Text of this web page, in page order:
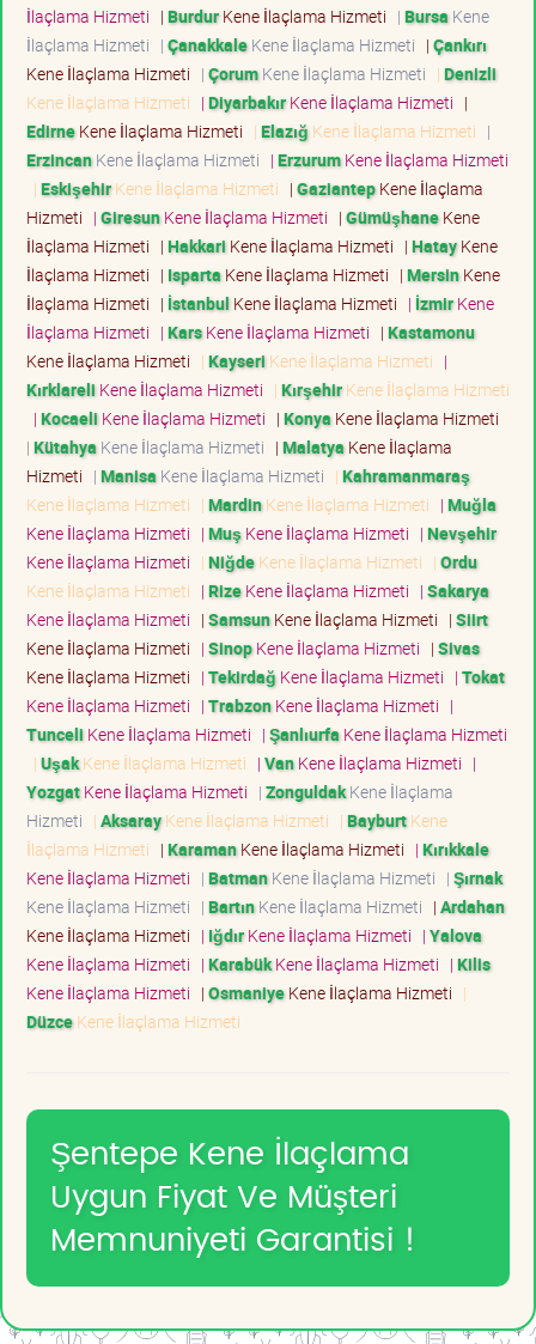
İlaçlama Hizmeti | BurdurKene İlaçlama Hizmeti | Bursa Kene
İlaçlama Hizmeti | ÇanakkaleKene İlaçlama Hizmeti | Çankırı
Kene İlaçlama Hizmeti | ÇorumKene İlaçlama Hizmeti | Denizli
Kene İlaçlama Hizmeti | DiyarbakırKene İlaçlama Hizmeti |
EdirneKene İlaçlama Hizmeti | Elazığ Kene İlaçlama Hizmeti |
ErzincanKene İlaçlama Hizmeti | ErzurumKene İlaçlama Hizmeti
| EskişehirKene İlaçlama Hizmeti | GaziantepKene İlaçlama
Hizmeti | GiresunKene İlaçlama Hizmeti | GümüşhaneKene
İlaçlama Hizmeti | Hakkari Kene İlaçlama Hizmeti | HatayKene
İlaçlama Hizmeti | Isparta Kene İlaçlama Hizmeti | MersinKene
İlaçlama Hizmeti | İstanbul Kene İlaçlama Hizmeti | İzmirKene
İlaçlama Hizmeti | KarsKene İlaçlama Hizmeti | Kastamonu
Kene İlaçlama Hizmeti | Kayseri Kene İlaçlama Hizmeti |
Kırklareli Kene İlaçlama Hizmeti | KırşehirKene İlaçlama Hizmeti
| Kocaeli Kene İlaçlama Hizmeti | Konya Kene İlaçlama Hizmeti
| Kütahya Kene İlaçlama Hizmeti | Malatya Kene İlaçlama
Hizmeti | Manisa Kene İlaçlama Hizmeti | Kahramanmaraş
Kene İlaçlama Hizmeti | MardinKene İlaçlama Hizmeti | Muğla
Kene İlaçlama Hizmeti | Muş Kene İlaçlama Hizmeti | Nevşehir
Kene İlaçlama Hizmeti | NiğdeKene İlaçlama Hizmeti | Ordu
Kene İlaçlama Hizmeti | RizeKene İlaçlama Hizmeti | Sakarya
Kene İlaçlama Hizmeti | SamsunKene İlaçlama Hizmeti | Siirt
Kene İlaçlama Hizmeti | SinopKene İlaçlama Hizmeti | Sivas
Kene İlaçlama Hizmeti | Tekirdağ Kene İlaçlama Hizmeti | Tokat
Kene İlaçlama Hizmeti | TrabzonKene İlaçlama Hizmeti |
Tunceli Kene İlaçlama Hizmeti | Şanlıurfa Kene İlaçlama Hizmeti
| UşakKene İlaçlama Hizmeti | VanKene İlaçlama Hizmeti |
YozgatKene İlaçlama Hizmeti | ZonguldakKene İlaçlama
Hizmeti | AksarayKene İlaçlama Hizmeti | BayburtKene
İlaçlama Hizmeti | KaramanKene İlaçlama Hizmeti | Kırıkkale
Kene İlaçlama Hizmeti | BatmanKene İlaçlama Hizmeti | Şırnak
Kene İlaçlama Hizmeti | BartınKene İlaçlama Hizmeti | Ardahan
Kene İlaçlama Hizmeti | IğdırKene İlaçlama Hizmeti | Yalova
Kene İlaçlama Hizmeti | KarabükKene İlaçlama Hizmeti | Kilis
Kene İlaçlama Hizmeti | OsmaniyeKene İlaçlama Hizmeti |
DüzceKene İlaçlama Hizmeti
Şentepe Kene İlaçlama
Uygun Fiyat Ve Müşteri
Memnuniyeti Garantisi !